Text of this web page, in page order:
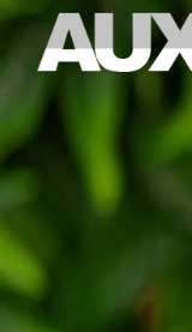
Panneau de gestion